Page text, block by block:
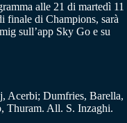
alle 21 di martedì 11
finale di Champions, sarà
sull’app Sky Go e su
Acerbi; Dumfries, Barella,
Thuram. All. S. Inzaghi.